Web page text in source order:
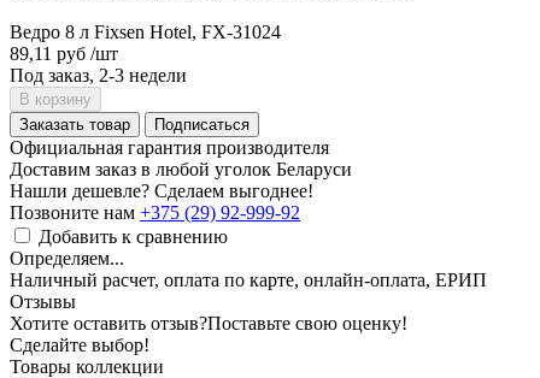
Ведро 8 л Fixsen Hotel, FX-31024
89,11 руб /шт
Под заказ, 2-3 недели
В корзину
Заказать товар
Подписаться
Официальная гарантия производителя
Доставим заказ в любой уголок Беларуси
Нашли дешевле? Сделаем выгоднее!
Позвоните нам +375 (29) 92-999-92
Добавить к сравнению
Определяем...
Наличный расчет, оплата по карте, онлайн-оплата, ЕРИП
Отзывы
Хотите оставить отзыв?Поставьте свою оценку!
Сделайте выбор!
Товары коллекции